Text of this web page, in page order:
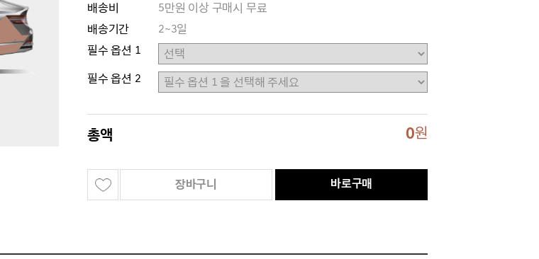
배송비
5만원 이상 구매시 무료
배송기간
2~3일
필수 옵션 1
필수 옵션 2
총액 0원
장바구니 바로구매